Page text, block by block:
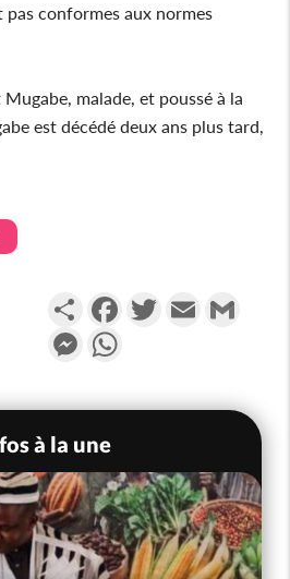
conformes aux normes
malade, et poussé à la
est décédé deux ans plus tard,
PartagerFacebookTwitterEmail
Messenger
à la une